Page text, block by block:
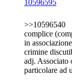
10596595
>>10596540
complice
in
crimine
adj. Associato
particolare ad